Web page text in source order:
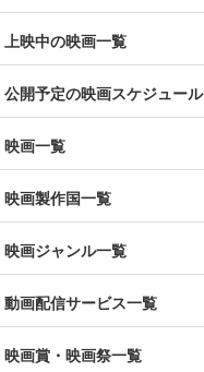
上映中の映画一覧
公開予定の映画スケジュール
映画一覧
映画製作国一覧
映画ジャンル一覧
動画配信サービス一覧
映画賞・映画祭一覧